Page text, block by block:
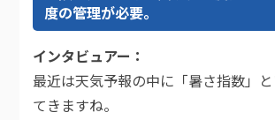
度の管理が必要。
インタビュアー
最近は天気予報の中に「暑さ指数」
てきますね。